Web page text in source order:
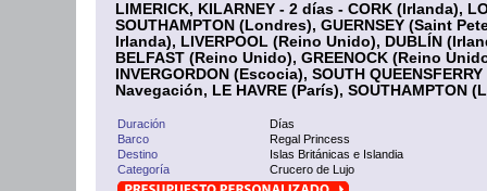
LIMERICK, KILARNEY - 2 días - CORK (Irlanda),
SOUTHAMPTON (Londres), GUERNSEY (Saint
Irlanda), LIVERPOOL (Reino Unido), DUBLÍN
BELFAST (Reino Unido), GREENOCK (Reino
INVERGORDON (Escocia), SOUTH
Navegación, LE HAVRE (París), SOUTHAMPTON
Duración
Días
Barco
Regal Princess
Destino
Islas Británicas e Islandia
Categoría
Crucero de Lujo